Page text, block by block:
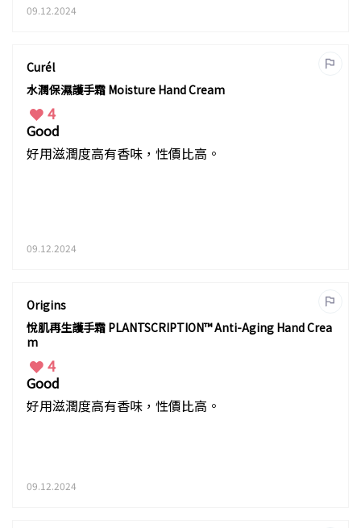
09.12.2024
Curél
水潤保濕護手霜 Moisture Hand Cream
4
Good
好用滋潤度高有香味，性價比高。
09.12.2024
Origins
悅肌再生護手霜 PLANTSCRIPTION™ Anti-Aging Hand Crea
m
4
Good
好用滋潤度高有香味，性價比高。
09.12.2024